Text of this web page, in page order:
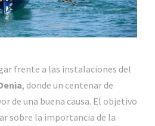
frente a las instalaciones del
, donde un centenar de
de una buena causa. El objetivo
sobre la importancia de la